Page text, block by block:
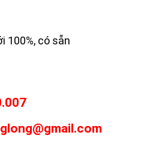
100%, có sẵn